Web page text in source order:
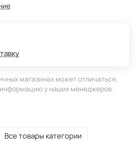
магазинах может отличаться,
у наших менеджеров.
Все товары категории